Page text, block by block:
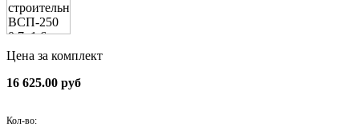
Цена за комплект
16 625.00 руб
Кол-во: